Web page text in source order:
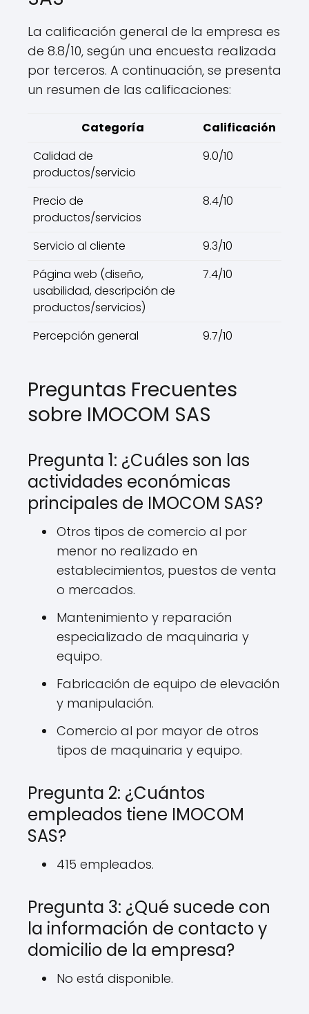
La calificación general de la empresa es
de 8.8/10, según una encuesta realizada
por terceros. A continuación, se presenta
un resumen de las calificaciones:
Categoría
Calificación
Calidad de
productos/servicio
9.0/10
Precio de
productos/servicios
8.4/10
Servicio al cliente
9.3/10
Página web (diseño,
usabilidad, descripción de
productos/servicios)
7.4/10
Percepción general 9.7/10
Preguntas Frecuentes
sobre IMOCOM SAS
Pregunta 1: ¿Cuáles son las
actividades económicas
principales de IMOCOM SAS?
Otros tipos de comercio al por
menor no realizado en
establecimientos, puestos de venta
o mercados.
Mantenimiento y reparación
especializado de maquinaria y
equipo.
Fabricación de equipo de elevación
y manipulación.
Comercio al por mayor de otros
tipos de maquinaria y equipo.
Pregunta 2: ¿Cuántos
empleados tiene IMOCOM
SAS?
415 empleados.
Pregunta 3: ¿Qué sucede con
la información de contacto y
domicilio de la empresa?
No está disponible.